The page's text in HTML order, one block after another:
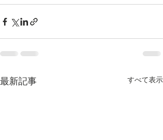
最新記事 すべて表示